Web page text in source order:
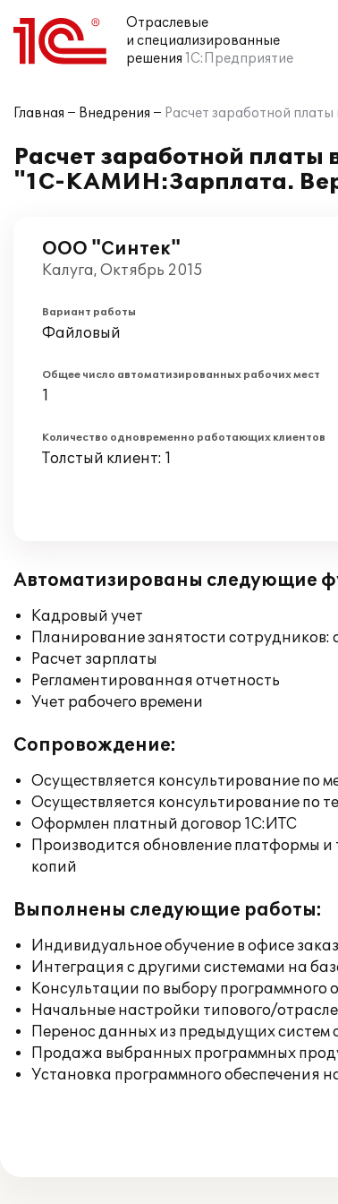
Отраслевые
и специализированные
решения 1С:Предприятие
Главная Внедрения Расчет заработной
Расчет заработной
"1С-КАМИН:Зарплата.
ООО "Синтек"
Калуга, Октябрь 2015
Вариант работы
Файловый
Общее число автоматизированных рабочих мест
1
Количество одновременно работающих клиентов
Толстый клиент: 1
Автоматизированы следующие
Кадровый учет
Планирование занятости сотрудников:
Расчет зарплаты
Регламентированная отчетность
Учет рабочего времени
Сопровождение:
Осуществляется консультирование по
Осуществляется консультирование по
Оформлен платный договор 1С:ИТС
Производится обновление платформы
копий
Выполнены следующие работы:
Индивидуальное обучение в офисе
Интеграция с другими системами на
Консультации по выбору программного
Начальные настройки типового/
Перенос данных из предыдущих систем
Продажа выбранных программных
Установка программного обеспечения